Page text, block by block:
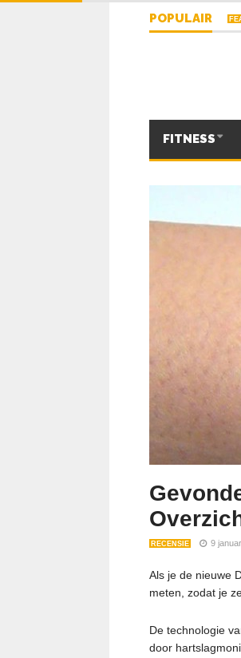
POPULAIR
FITNESS
RECENSIE 9
Als je de nieuwe
meten, zodat je
De technologie
door